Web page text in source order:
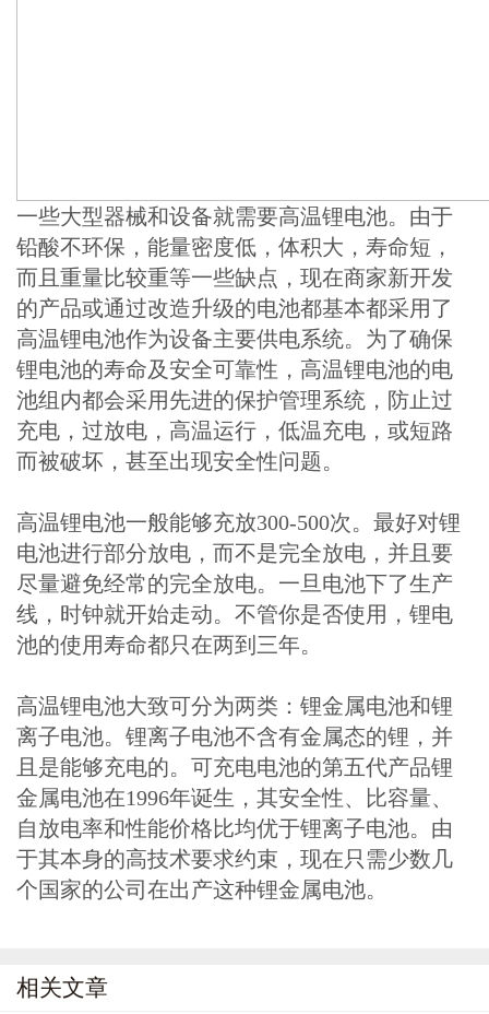
一些大型器械和设备就需要高温锂电池。由于
铅酸不环保，能量密度低，体积大，寿命短，
而且重量比较重等一些缺点，现在商家新开发
的产品或通过改造升级的电池都基本都采用了
高温锂电池作为设备主要供电系统。为了确保
锂电池的寿命及安全可靠性，高温锂电池的电
池组内都会采用先进的保护管理系统，防止过
充电，过放电，高温运行，低温充电，或短路
而被破坏，甚至出现安全性问题。
高温锂电池一般能够充放300-500次。最好对锂
电池进行部分放电，而不是完全放电，并且要
尽量避免经常的完全放电。一旦电池下了生产
线，时钟就开始走动。不管你是否使用，锂电
池的使用寿命都只在两到三年。
高温锂电池大致可分为两类：锂金属电池和锂
离子电池。锂离子电池不含有金属态的锂，并
且是能够充电的。可充电电池的第五代产品锂
金属电池在1996年诞生，其安全性、比容量、
自放电率和性能价格比均优于锂离子电池。由
于其本身的高技术要求约束，现在只需少数几
个国家的公司在出产这种锂金属电池。
相关文章